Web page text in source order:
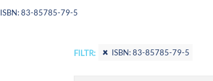
ISBN: 83-85785-79-5
FILTR: ISBN: 83-85785-79-5